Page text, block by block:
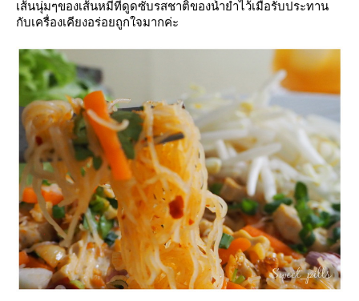
เส้นนุ่มๆของเส้นหมี่ที่ดูดซับรสชาติของน้ำยำไว้เมื่อรับประทาน
กับเครื่องเคียงอร่อยถูกใจมากค่ะ